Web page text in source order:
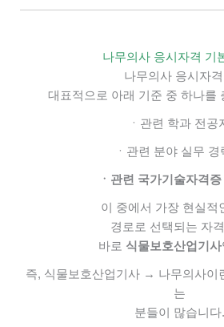
나무의사 응시자격 기
나무의사 응시자
대표적으로 아래 기준 중 하나를
ㆍ관련 학과 전공
ㆍ관련 분야 실무 경
ㆍ관련 국가기술자격
이 중에서 가장 현실적
경로로 선택되는 자격
바로 식물보호산업기사
즉, 식물보호산업기사 → 나무의사이
는
분들이 많습니다.